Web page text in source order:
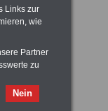
Links zur
wie
Partner
zu
Nein